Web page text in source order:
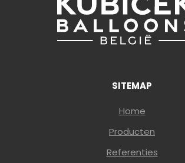
SITEMAP
Home
Producten
Referenties